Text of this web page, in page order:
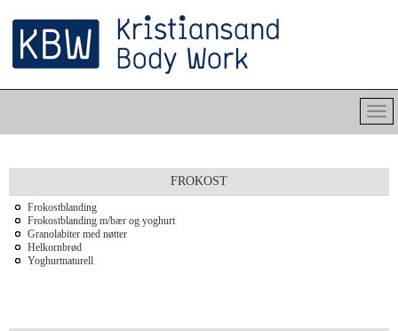
FROKOST
Frokostblanding
Frokostblanding m/bær og yoghurt
Granolabiter med nøtter
Helkornbrød
Yoghurtnaturell